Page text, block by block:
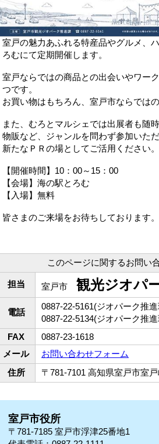
室戸の魅力あふれる特産品やグルメ、
ろむにて定期開催します。
室戸ならではの商品との出会いやワー
つです。
お買い物はもちろん、室戸市ならでは
また、むろとマルシェでは出展者も随
物販など、ジャンルを問わず参加いただ
新たなＰＲの場としてご活用ください。
【開催時間】10：00～15：00
【会場】海の駅とろむ
【入場】無料
皆さまのご来場をお待ちしております。
このページに関するお問い
担当 室戸市 観光ジオパ
電話
0887-22-5161(ジオパーク推
0887-22-5134(ジオパーク推
FAX
0887-23-1618
メール
お問い合わせフォーム
住所
〒781-7101 高知県室戸市室
室戸市役所
〒781-7185 室戸市浮津25番地1